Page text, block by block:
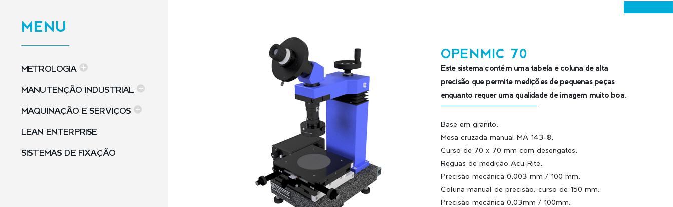
MENU
METROLOGIA
MANUTENÇÃO INDUSTRIAL
MAQUINAÇÃO E SERVIÇOS
LEAN ENTERPRISE
SISTEMAS DE FIXAÇÃO
OPENMIC 70
Este sistema contém uma tabela e coluna de alta
precisão que permite medições de pequenas peças
enquanto requer uma qualidade de imagem muito boa.
Base em granito.
Mesa cruzada manual MA 143-8,
Curso de 70 x 70 mm com desengates.
Reguas de medição Acu-Rite.
Precisão mecânica 0,003 mm / 100 mm.
Coluna manual de precisão, curso de 150 mm.
Precisão mecânica 0,03mm / 100mm.